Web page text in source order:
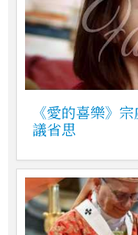
《愛的喜樂》
議省思